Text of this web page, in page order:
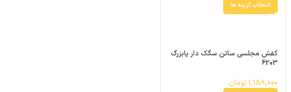
انتخاب گزینه ها
کفش مجلسی ساتن سگک دار پابزرگ
6203
1,158,000تومان